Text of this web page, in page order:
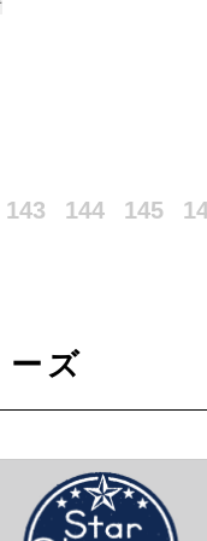
143 144 145
ーズ